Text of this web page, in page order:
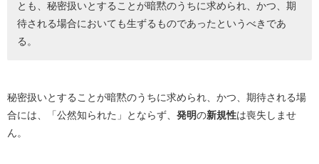
とも、秘密扱いとすることが暗黙のうちに求められ、かつ、期
待される場合においても生ずるものであったというべきであ
る。
秘密扱いとすることが暗黙のうちに求められ、かつ、期待される場
合には、「公然知られた」とならず、 発明の新規性は喪失しませ
ん。